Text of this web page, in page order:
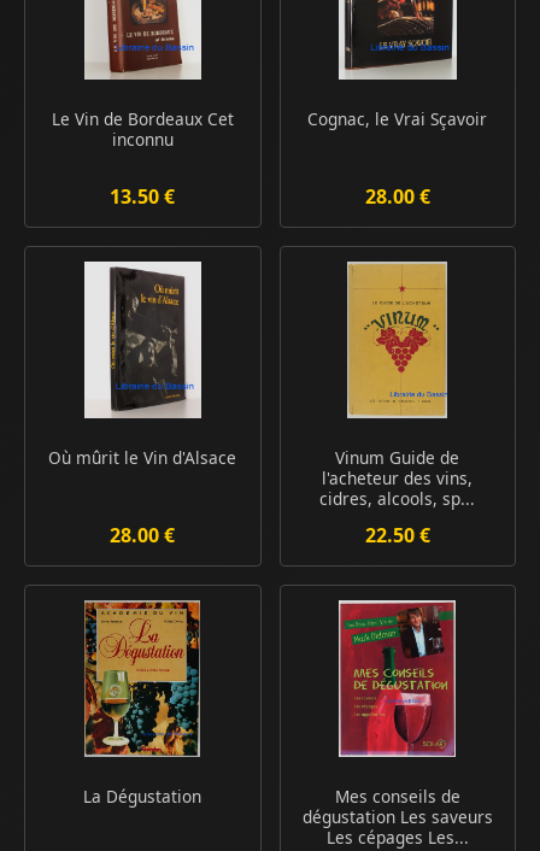
Le Vin de Bordeaux Cet
inconnu
13.50 €
Cognac, le Vrai Sçavoir
28.00 €
Où mûrit le Vin d'Alsace
28.00 €
Vinum Guide de
l'acheteur des vins,
cidres, alcools, sp...
22.50 €
La Dégustation
Mes conseils de
dégustation Les saveurs
Les cépages Les...